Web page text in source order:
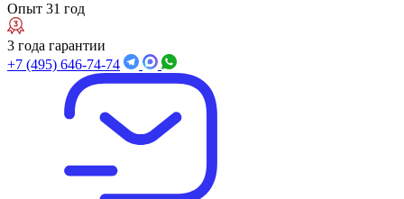
Опыт 31 год
3 года гарантии
+7 (495) 646-74-74